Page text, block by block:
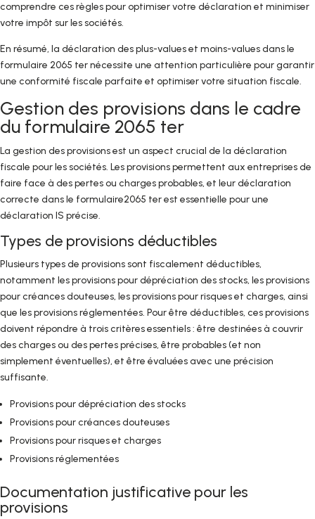
comprendre ces règles pour optimiser votre déclaration et minimiser
votre impôt sur les sociétés.
En résumé, la déclaration des plus-values et moins-values dans le
formulaire 2065 ter nécessite une attention particulière pour garantir
une conformité fiscale parfaite et optimiser votre situation fiscale.
Gestion des provisions dans le cadre
du formulaire 2065 ter
La gestion des provisions est un aspect crucial de la déclaration
fiscale pour les sociétés. Les provisions permettent aux entreprises de
faire face à des pertes ou charges probables, et leur déclaration
correcte dans le formulaire2065 ter est essentielle pour une
déclaration IS précise.
Types de provisions déductibles
Plusieurs types de provisions sont fiscalement déductibles,
notamment les provisions pour dépréciation des stocks, les provisions
pour créances douteuses, les provisions pour risques et charges, ainsi
que les provisions réglementées. Pour être déductibles, ces provisions
doivent répondre à trois critères essentiels : être destinées à couvrir
des charges ou des pertes précises, être probables (et non
simplement éventuelles), et être évaluées avec une précision
suffisante.
Provisions pour dépréciation des stocks
Provisions pour créances douteuses
Provisions pour risques et charges
Provisions réglementées
Documentation justificative pour les
provisions